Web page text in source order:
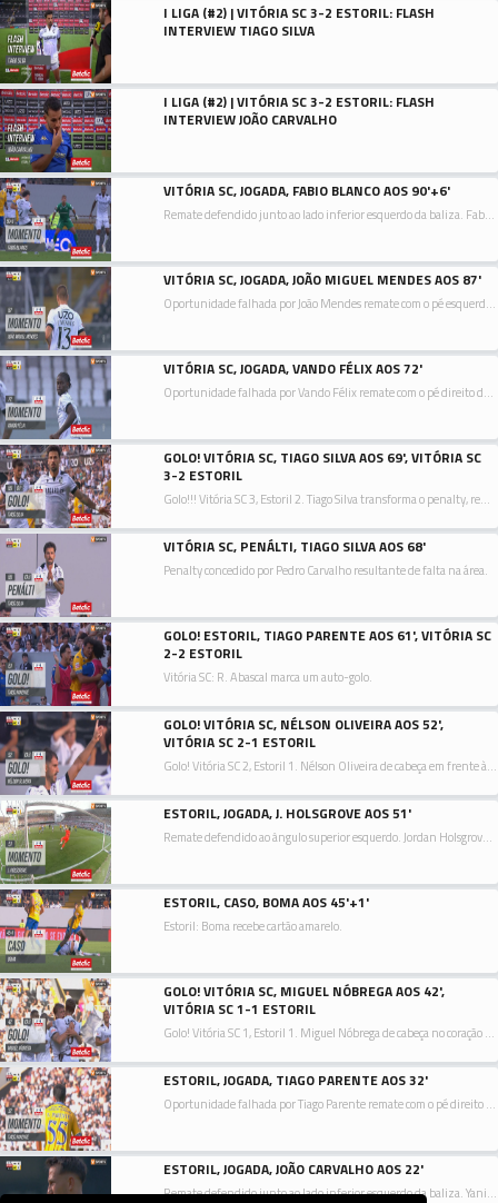
I LIGA (#2) | VITÓRIA SC 3-2 ESTORIL: FLASH
INTERVIEW TIAGO SILVA
I LIGA (#2) | VITÓRIA SC 3-2 ESTORIL: FLASH
INTERVIEW JOÃO CARVALHO
VITÓRIA SC, JOGADA, FABIO BLANCO AOS 90'+6'
Remate defendido junto ao lado inferior esquerdo da baliza. Fabio Blanco remate com o pé direito de fora da área.
VITÓRIA SC, JOGADA, JOÃO MIGUEL MENDES AOS 87'
Oportunidade falhada por João Mendes remate com o pé esquerdo de fora da área.
VITÓRIA SC, JOGADA, VANDO FÉLIX AOS 72'
Oportunidade falhada por Vando Félix remate com o pé direito de fora da área resultante do canto.
GOLO! VITÓRIA SC, TIAGO SILVA AOS 69', VITÓRIA SC
3-2 ESTORIL
Golo!!! Vitória SC 3, Estoril 2. Tiago Silva transforma o penalty, remate com o pé direito junto à base do poste esquerdo.
VITÓRIA SC, PENÁLTI, TIAGO SILVA AOS 68'
Penalty concedido por Pedro Carvalho resultante de falta na área.
GOLO! ESTORIL, TIAGO PARENTE AOS 61', VITÓRIA SC
2-2 ESTORIL
Vitória SC: R. Abascal marca um auto-golo.
GOLO! VITÓRIA SC, NÉLSON OLIVEIRA AOS 52',
VITÓRIA SC 2-1 ESTORIL
Golo! Vitória SC 2, Estoril 1. Nélson Oliveira de cabeça em frente à baliza ao lado inferior direito da baliza. Assistência de Tomás Händel com um cruzamento para a área.
ESTORIL, JOGADA, J. HOLSGROVE AOS 51'
Remate defendido ao ângulo superior esquerdo. Jordan Holsgrove remate com o pé esquerdo de fora da área. Assistência de Rafik Guitane.
ESTORIL, CASO, BOMA AOS 45'+1'
Estoril: Boma recebe cartão amarelo.
GOLO! VITÓRIA SC, MIGUEL NÓBREGA AOS 42',
VITÓRIA SC 1-1 ESTORIL
Golo! Vitória SC 1, Estoril 1. Miguel Nóbrega de cabeça no coração da área ao lado inferior direito da baliza. Assistência de Nuno Santos depois de um livre.
ESTORIL, JOGADA, TIAGO PARENTE AOS 32'
Oportunidade falhada por Tiago Parente remate com o pé direito no coração da área.
ESTORIL, JOGADA, JOÃO CARVALHO AOS 22'
Remate defendido junto ao lado inferior esquerdo da baliza. Yanis Begraoui remate com o pé direito de fora da área. Assistência de Pedro Carvalho.